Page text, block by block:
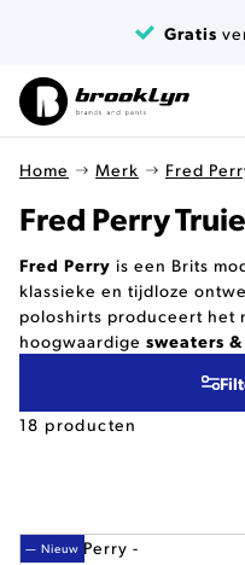
Gratis
Home Merk Fred
Fred Perry is een Brits
klassieke en tijdloze
poloshirts produceert het
hoogwaardige sweaters
18 producten
— Nieuw
Fred Perry